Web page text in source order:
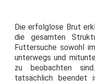
Die erfolglose Brut
die gesamten
Futtersuche sowohl
unterwegs und
zu beobachten
tatsächlich beendet